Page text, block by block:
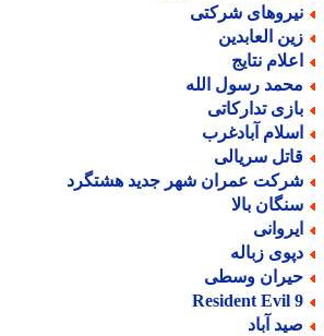
شرکتی
العابدین
نتایج
رسول الله
تدارکاتی
آبادغرب
سریالی
عمران شهر جدید هشتگرد
بالا
زباله
وسطی
Resident Evil
آباد